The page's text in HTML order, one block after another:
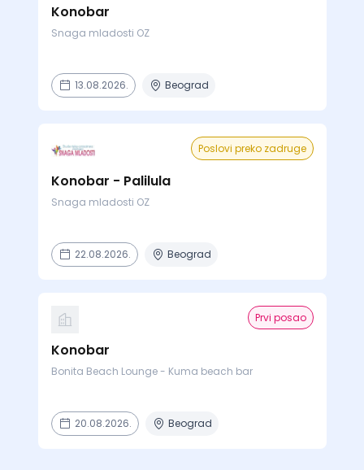
Konobar
Snaga mladosti OZ
13.08.2026. Beograd
Poslovi preko zadruge
Konobar - Palilula
Snaga mladosti OZ
22.08.2026. Beograd
Prvi posao
Konobar
Bonita Beach Lounge - Kuma beach bar
20.08.2026. Beograd